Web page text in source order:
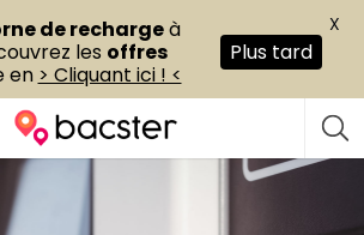
de rechargeà
les offres
en > Cliquant ici ! <
Plus tard
X